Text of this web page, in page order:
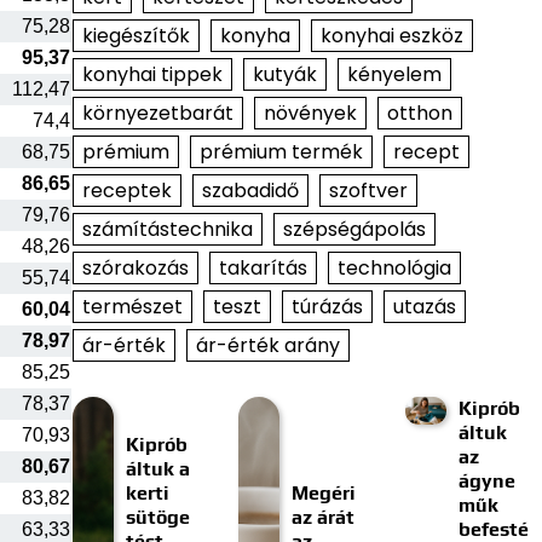
75,28
95,37
112,47
74,4
68,75
86,65
79,76
48,26
55,74
60,04
78,97
85,25
78,37
70,93
80,67
83,82
63,33
kiegészítők
konyha
konyhai eszköz
konyhai tippek
kutyák
kényelem
környezetbarát
növények
otthon
prémium
prémium termék
recept
receptek
szabadidő
szoftver
számítástechnika
szépségápolás
szórakozás
takarítás
technológia
természet
teszt túrázás
utazás
ár-érték
ár-érték arány
Kiprób
áltuk a
kerti
sütöge
Megéri
az árát
Kiprób
áltuk
az
ágyne
műk
befesté